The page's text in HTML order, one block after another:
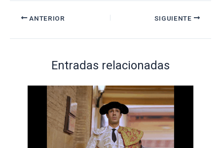
ANTERIOR SIGUIENTE
Entradas relacionadas